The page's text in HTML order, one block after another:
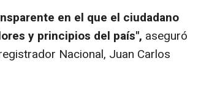
en el que el ciudadano
y principios del país", aseguró
Nacional, Juan Carlos